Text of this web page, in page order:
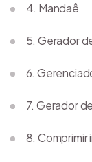
4. Mandaê
5. Gerador
6.
7. Gerador
8. Comprimir